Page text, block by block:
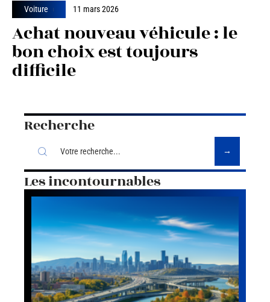
Voiture 11 mars 2026
Achat nouveau véhicule : le
bon choix est toujours
difficile
Recherche
Les incontournables